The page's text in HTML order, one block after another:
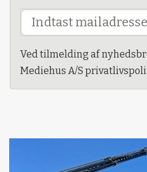
Ved tilmelding af
Mediehus A/S